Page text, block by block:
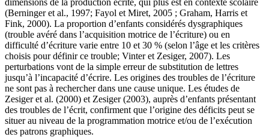
dimensions de la production écrite, qui plus est en contexte scolaire
(Berninger et al., 1997; Fayol et Miret, 2005 ; Graham, Harris et
Fink, 2000). La proportion d’enfants considérés dysgraphiques
(trouble avéré dans l’acquisition motrice de l’écriture) ou en
difficulté d’écriture varie entre 10 et 30 % (selon l’âge et les critères
choisis pour définir ce trouble; Vinter et Zesiger, 2007). Les
perturbations vont de la simple erreur de substitution de lettres
jusqu’à l’incapacité d’écrire. Les origines des troubles de l’écriture
ne sont pas à rechercher dans une cause unique. Les études de
Zesiger et al. (2000) et Zesiger (2003), auprès d’enfants présentant
des troubles de l’écrit, confirment que l’origine des déficits peut se
situer au niveau de la programmation motrice et/ou de l’exécution
des patrons graphiques.